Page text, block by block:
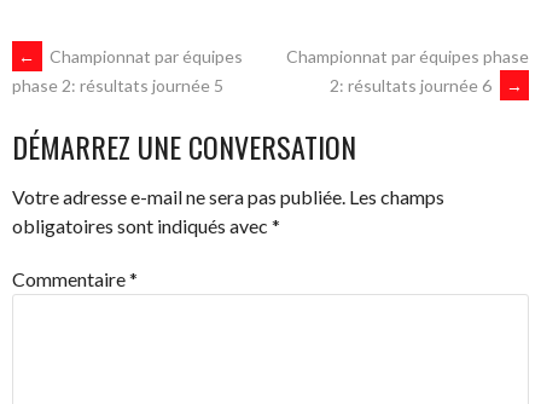
NAVIGATION
DES
ARTICLES
←
Championnat par équipes
phase 2: résultats journée 5
Championnat par équipes phase
2: résultats journée 6
→
DÉMARREZ UNE CONVERSATION
Votre adresse e-mail ne sera pas publiée. Les champs
obligatoires sont indiqués avec *
Commentaire*